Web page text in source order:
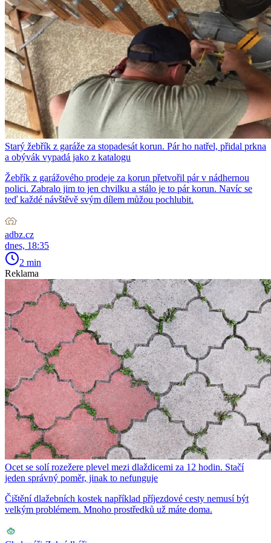
Starý žebřík z garáže za stopadesát korun. Pár ho natřel, přidal prkna
a obývák vypadá jako z katalogu
Žebřík z garážového prodeje za korun přetvořil pár v nádhernou
polici. Zabralo jim to jen chvilku a stálo je to pár korun. Navíc se
teď každé návštěvě svým dílem můžou pochlubit.
adbz.cz
dnes, 18:35
2 min
Reklama
Ocet se solí rozežere plevel mezi dlaždicemi za 12 hodin. Stačí
jeden správný poměr, jinak to nefunguje
Čištění dlažebních kostek například příjezdové cesty nemusí být
velkým problémem. Mnoho prostředků už máte doma.